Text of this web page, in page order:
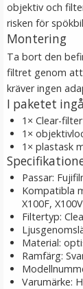
JJC
objektiv och
risken för
Montering
Ta bort den
filtret genom
kräver ingen
I paketet
1× Clear-filter
1×
1× plastask
Passar:
Kompatibla
X100F,
Filtertyp:
Material:
Ramfärg:
Varumärke: